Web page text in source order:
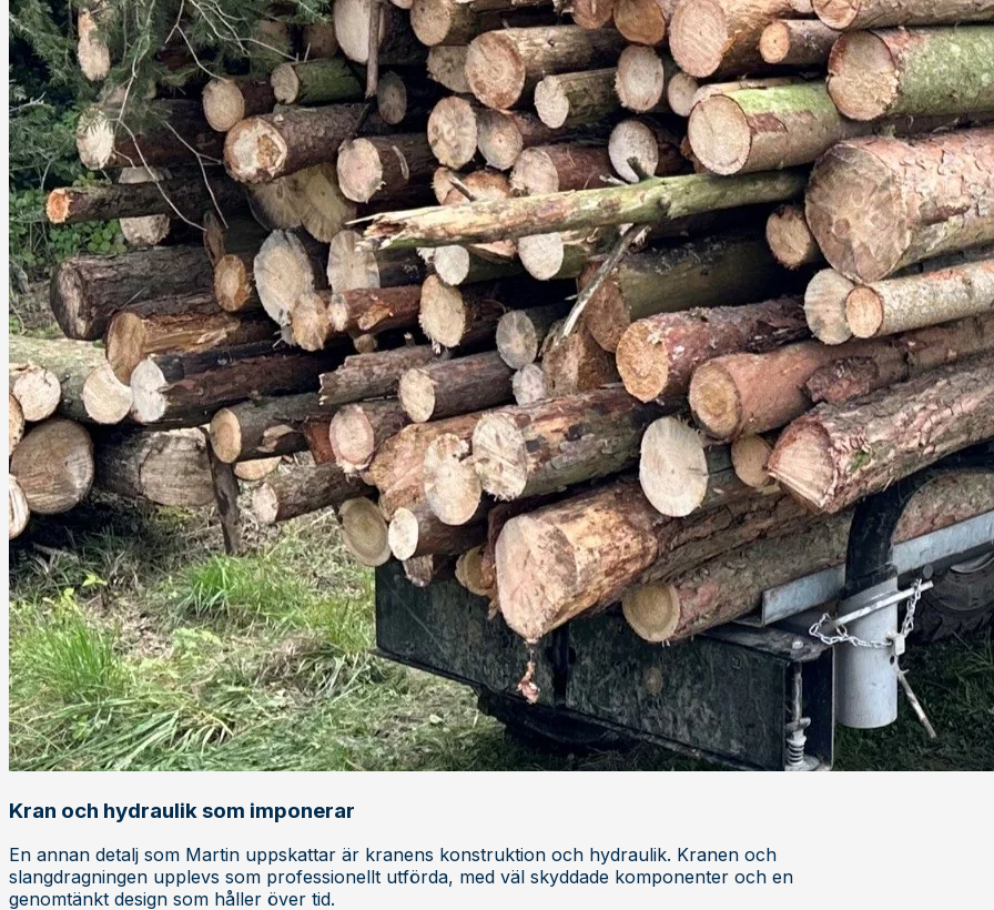
Kran och hydraulik som imponerar
En annan detalj som Martin uppskattar är kranens konstruktion och hydraulik. Kranen och
slangdragningen upplevs som professionellt utförda, med väl skyddade komponenter och en
genomtänkt design som håller över tid.